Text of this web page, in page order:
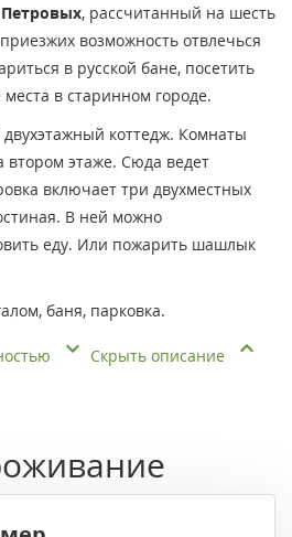
, рассчитанный на шесть
возможность отвлечься
в русской бане, посетить
в старинном городе.
коттедж. Комнаты
втором этаже. Сюда ведет
включает три двухместных
В ней можно
еду. Или пожарить шашлык
баня, парковка.
Скрыть описание